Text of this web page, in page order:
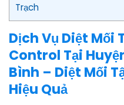
Trạch
Dịch Vụ Diệt Mối
Control Tại
Bình – Diệt Mối
Hiệu Quả